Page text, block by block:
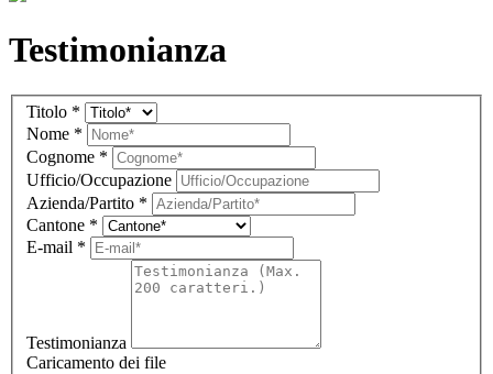
Testimonianza
Testimonial
IT
(overlay)
Titolo *
Nome *
Cognome *
Ufficio/Occupazione
Azienda/Partito *
Cantone *
E-mail *
Testimonianza
Caricamento dei file